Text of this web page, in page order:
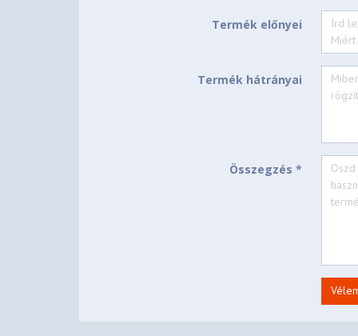
Termék előnyei
Termék hátrányai
Összegzés *